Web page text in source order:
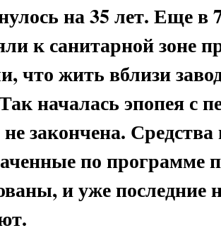
на 35 лет. Еще в
к санитарной зоне
что жить вблизи
началась эпопея с
закончена.
по программе
и уже последние